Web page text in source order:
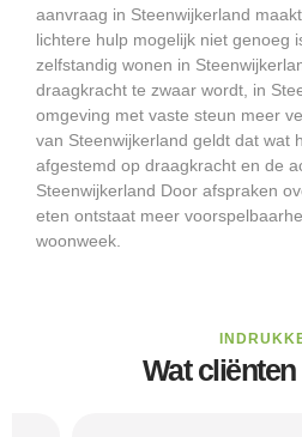
aanvraag in Steenwijkerland
lichtere hulp mogelijk niet genoeg
zelfstandig wonen in
draagkracht te zwaar wordt, in
omgeving met vaste steun meer
van Steenwijkerland geldt dat wat
afgestemd op draagkracht en de
Steenwijkerland Door afspraken
eten ontstaat meer
woonweek.
Wat